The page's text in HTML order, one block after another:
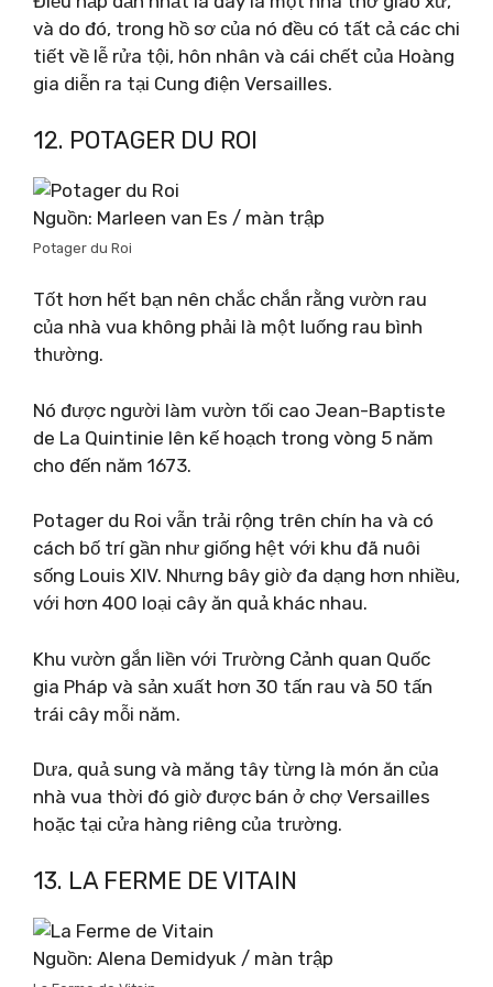
và do đó, trong hồ sơ của nó đều có tất cả các chi
tiết về lễ rửa tội, hôn nhân và cái chết của Hoàng
gia diễn ra tại Cung điện Versailles.
12. POTAGER DU ROI
Nguồn: Marleen van Es / màn trập
Potager du Roi
Tốt hơn hết bạn nên chắc chắn rằng vườn rau
của nhà vua không phải là một luống rau bình
thường.
Nó được người làm vườn tối cao Jean-Baptiste
de La Quintinie lên kế hoạch trong vòng 5 năm
cho đến năm 1673.
Potager du Roi vẫn trải rộng trên chín ha và có
cách bố trí gần như giống hệt với khu đã nuôi
sống Louis XIV. Nhưng bây giờ đa dạng hơn nhiều,
với hơn 400 loại cây ăn quả khác nhau.
Khu vườn gắn liền với Trường Cảnh quan Quốc
gia Pháp và sản xuất hơn 30 tấn rau và 50 tấn
trái cây mỗi năm.
Dưa, quả sung và măng tây từng là món ăn của
nhà vua thời đó giờ được bán ở chợ Versailles
hoặc tại cửa hàng riêng của trường.
13. LA FERME DE VITAIN
Nguồn: Alena Demidyuk / màn trập